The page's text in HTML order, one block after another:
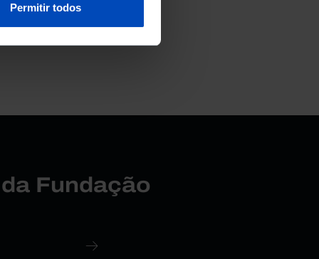
Permitir todos
Fundação